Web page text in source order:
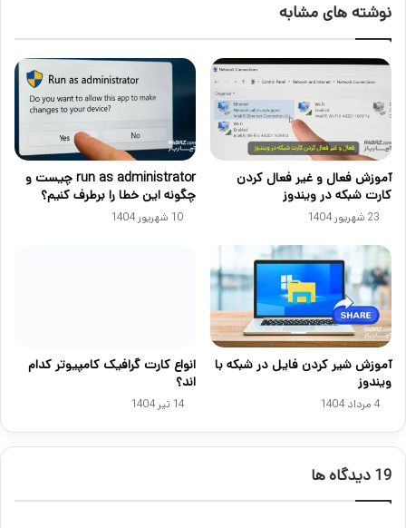
نوشته های مشابه
آموزش فعال و غیر فعال کردن
کارت شبکه در ویندوز
23 شهریور 1404
run as administrator چیست و
چگونه این خطا را برطرف کنیم؟
10 شهریور 1404
آموزش شير كردن فايل در شبكه با
ویندوز
4 مرداد 1404
انواع کارت گرافیک کامپیوتر کدام
اند؟
14 تیر 1404
‫19 دیدگاه ها